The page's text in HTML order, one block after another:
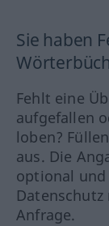
Sie haben
Fehlt eine
aufgefallen
loben?
aus. Die
optional
Anfrage.